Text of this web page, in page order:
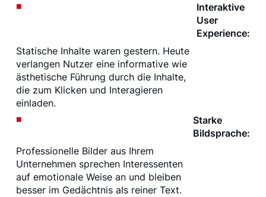
Interaktive
User
Experience:
Statische Inhalte waren gestern. Heute
verlangen Nutzer eine informative wie
ästhetische Führung durch die Inhalte,
die zum Klicken und Interagieren
einladen.
Starke
Bildsprache:
Professionelle Bilder aus Ihrem
Unternehmen sprechen Interessenten
auf emotionale Weise an und bleiben
besser im Gedächtnis als reiner Text.